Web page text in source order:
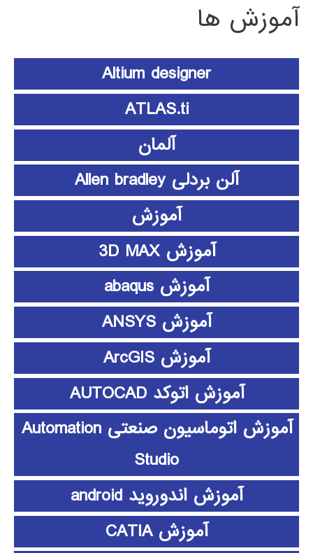
آموزش ها
Altium designer
ATLAS.ti
آلمان
آلن بردلی Allen bradley
آموزش
آموزش 3D MAX
آموزش abaqus
آموزش ANSYS
آموزش ArcGIS
آموزش اتوکد AUTOCAD
آموزش اتوماسیون صنعتی Automation
Studio
آموزش اندوروید android
آموزش CATIA